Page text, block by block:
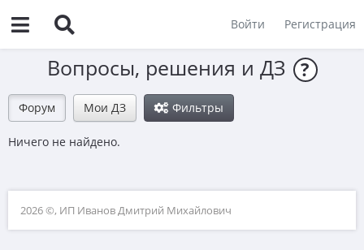
Войти Регистрация
Вопросы, решения и ДЗ ?
Форум Мои ДЗ Фильтры
Ничего не найдено.
2026 ©, ИП Иванов Дмитрий Михайлович